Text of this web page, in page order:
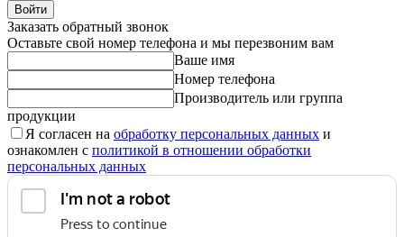
Войти
Заказать обратный звонок
Оставьте свой номер телефона и мы перезвоним вам
Ваше имя
Номер телефона
Производитель или группа
продукции
Я согласен на обработку персональных данных и
ознакомлен с политикой в отношении обработки
персональных данных